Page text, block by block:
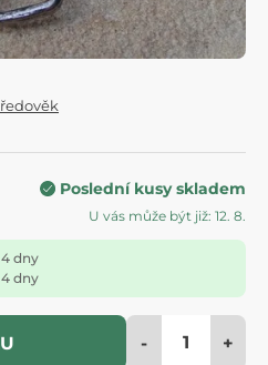
Poslední kusy skladem
U vás může být již: 12. 8.
4 dny
4 dny
- +